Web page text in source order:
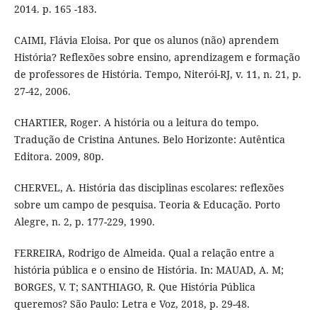
2014. p. 165 -183.
CAIMI, Flávia Eloisa. Por que os alunos (não) aprendem
História? Reflexões sobre ensino, aprendizagem e formação
de professores de História. Tempo, Niterói-RJ, v. 11, n. 21, p.
27-42, 2006.
CHARTIER, Roger. A história ou a leitura do tempo.
Tradução de Cristina Antunes. Belo Horizonte: Autêntica
Editora. 2009, 80p.
CHERVEL, A. História das disciplinas escolares: reflexões
sobre um campo de pesquisa. Teoria & Educação. Porto
Alegre, n. 2, p. 177-229, 1990.
FERREIRA, Rodrigo de Almeida. Qual a relação entre a
história pública e o ensino de História. In: MAUAD, A. M;
BORGES, V. T; SANTHIAGO, R. Que História Pública
queremos? São Paulo: Letra e Voz, 2018, p. 29-48.